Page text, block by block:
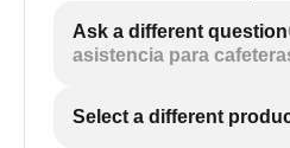
Ask a different question
asistencia para
Select a different